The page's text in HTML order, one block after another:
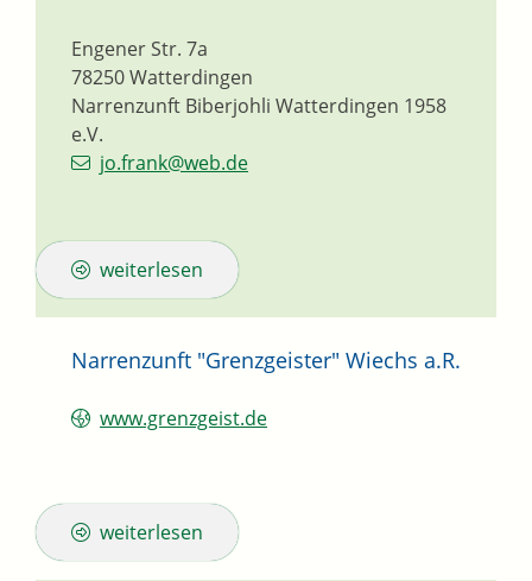
Narrenzunft Biberjohli Watterdingen 1958
e.V.
Engener Str. 7a
78250Watterdingen
jo.frank@web.de
weiterlesen
Narrenzunft "Grenzgeister" Wiechs a.R.
www.grenzgeist.de
weiterlesen